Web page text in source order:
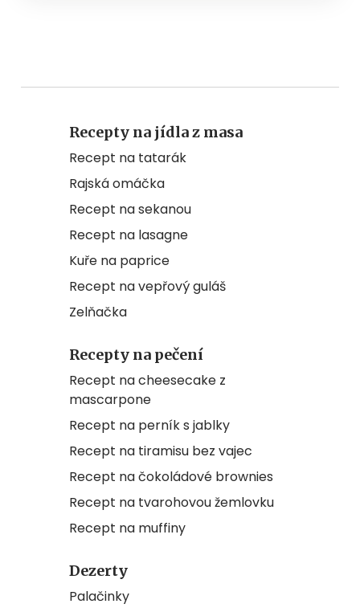
Recepty na jídla z masa
Recept na tatarák
Rajská omáčka
Recept na sekanou
Recept na lasagne
Kuře na paprice
Recept na vepřový guláš
Zelňačka
Recepty na pečení
Recept na cheesecake z
mascarpone
Recept na perník s jablky
Recept na tiramisu bez vajec
Recept na čokoládové brownies
Recept na tvarohovou žemlovku
Recept na muffiny
Dezerty
Palačinky